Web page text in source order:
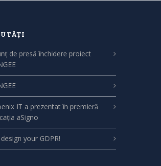
de presă închidere proiect
IT a prezentat în premieră
aSigno
your GDPR!